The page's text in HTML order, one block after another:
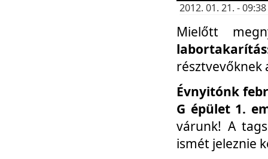
2012. 01. 21. -
Mielőtt
labortakarítás
résztvevőknek
Évnyitónk
G épület 1.
várunk! A
ismét jeleznie